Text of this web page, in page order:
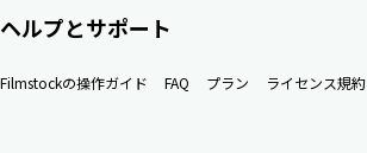
ヘルプとサポート
Filmstockの操作ガイド FAQ プラン ライセンス規約